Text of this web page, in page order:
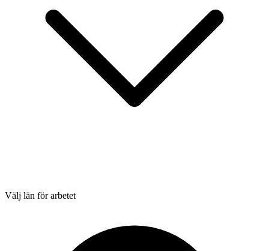
Välj län för arbetet